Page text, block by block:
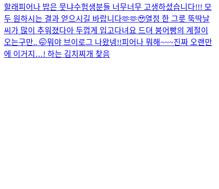
할래피어나 밥은 뭇냐수험생분들 너무너무 고생하셨습니다!!! 모
두 원하시는 결과 얻으시길 바랍니다🫶🫶🥹열정 한 그릇 뚝딱날
씨가 많이 추워졌다아 두껍게 입고다녀요 드뎌 붕어빵의 계절이
오는구만.. 🤭뭐야 브이로그 나왔넹!!피어나 뭐해~~~진짜 오랜만
에 이거지…! 하는 김치찌개 찾음